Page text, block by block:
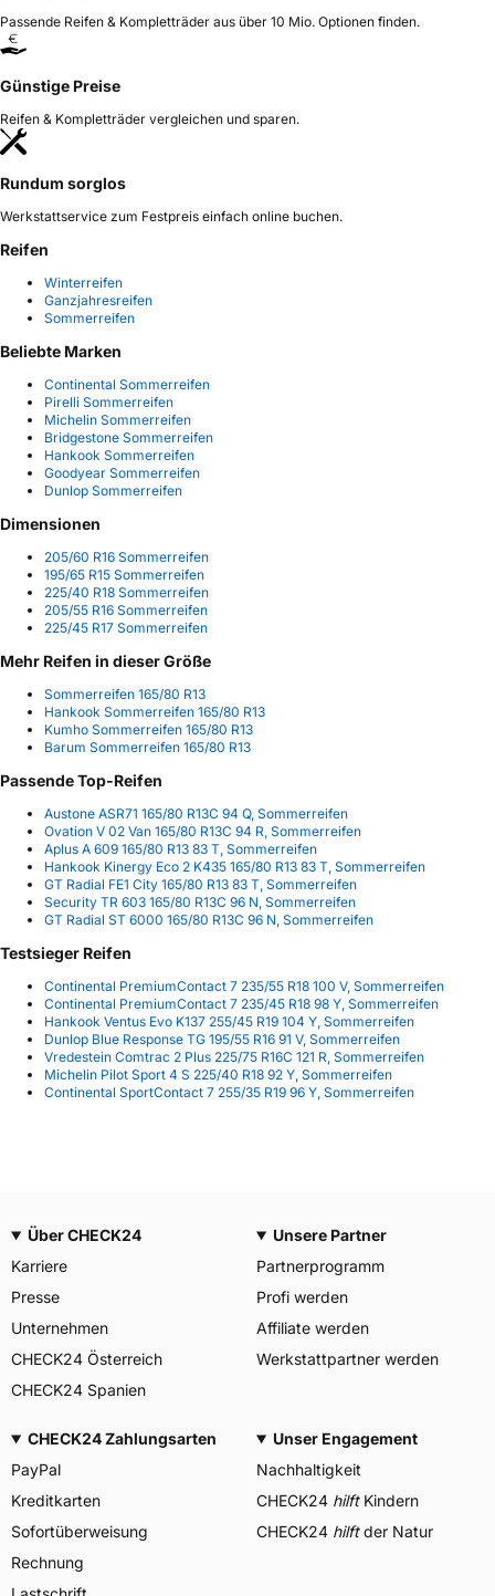
Passende Reifen & Kompletträder aus über 10 Mio. Optionen finden.
Günstige Preise
Reifen & Kompletträder vergleichen und sparen.
Rundum sorglos
Werkstattservice zum Festpreis einfach online buchen.
Reifen
Winterreifen
Ganzjahresreifen
Sommerreifen
Beliebte Marken
Continental Sommerreifen
Pirelli Sommerreifen
Michelin Sommerreifen
Bridgestone Sommerreifen
Hankook Sommerreifen
Goodyear Sommerreifen
Dunlop Sommerreifen
Dimensionen
205/60 R16 Sommerreifen
195/65 R15 Sommerreifen
225/40 R18 Sommerreifen
205/55 R16 Sommerreifen
225/45 R17 Sommerreifen
Mehr Reifen in dieser Größe
Sommerreifen 165/80 R13
Hankook Sommerreifen 165/80 R13
Kumho Sommerreifen 165/80 R13
Barum Sommerreifen 165/80 R13
Passende Top-Reifen
Austone ASR71 165/80 R13C 94 Q, Sommerreifen
Ovation V 02 Van 165/80 R13C 94 R, Sommerreifen
Aplus A 609 165/80 R13 83 T, Sommerreifen
Hankook Kinergy Eco 2 K435 165/80 R13 83 T, Sommerreifen
GT Radial FE1 City 165/80 R13 83 T, Sommerreifen
Security TR 603 165/80 R13C 96 N, Sommerreifen
GT Radial ST 6000 165/80 R13C 96 N, Sommerreifen
Testsieger Reifen
Continental PremiumContact 7 235/55 R18 100 V, Sommerreifen
Continental PremiumContact 7 235/45 R18 98 Y, Sommerreifen
Hankook Ventus Evo K137 255/45 R19 104 Y, Sommerreifen
Dunlop Blue Response TG 195/55 R16 91 V, Sommerreifen
Vredestein Comtrac 2 Plus 225/75 R16C 121 R, Sommerreifen
Michelin Pilot Sport 4 S 225/40 R18 92 Y, Sommerreifen
Continental SportContact 7 255/35 R19 96 Y, Sommerreifen
Über CHECK24
Karriere
Presse
Unternehmen
CHECK24 Österreich
CHECK24 Spanien
Unsere Partner
Partnerprogramm
Profi werden
Affiliate werden
Werkstattpartner werden
CHECK24 Zahlungsarten
PayPal
Kreditkarten
Sofortüberweisung
Rechnung
Unser Engagement
Nachhaltigkeit
CHECK24 hilftKindern
CHECK24 hilftder Natur